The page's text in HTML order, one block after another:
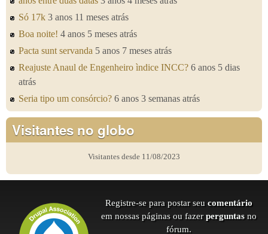
Só 17k 3 anos 11 meses atrás
Boa noite! 4 anos 5 meses atrás
Pacta sunt servanda 5 anos 7 meses atrás
Reajuste Anaul de Engenheiro ìndice INCC? 6 anos 5 dias
atrás
Seria tipo um consórcio? 6 anos 3 semanas atrás
Visitantes no globo
Visitantes desde 11/08/2023
Registre-se para postar seu comentário
em nossas páginas ou fazer perguntas no
fórum.